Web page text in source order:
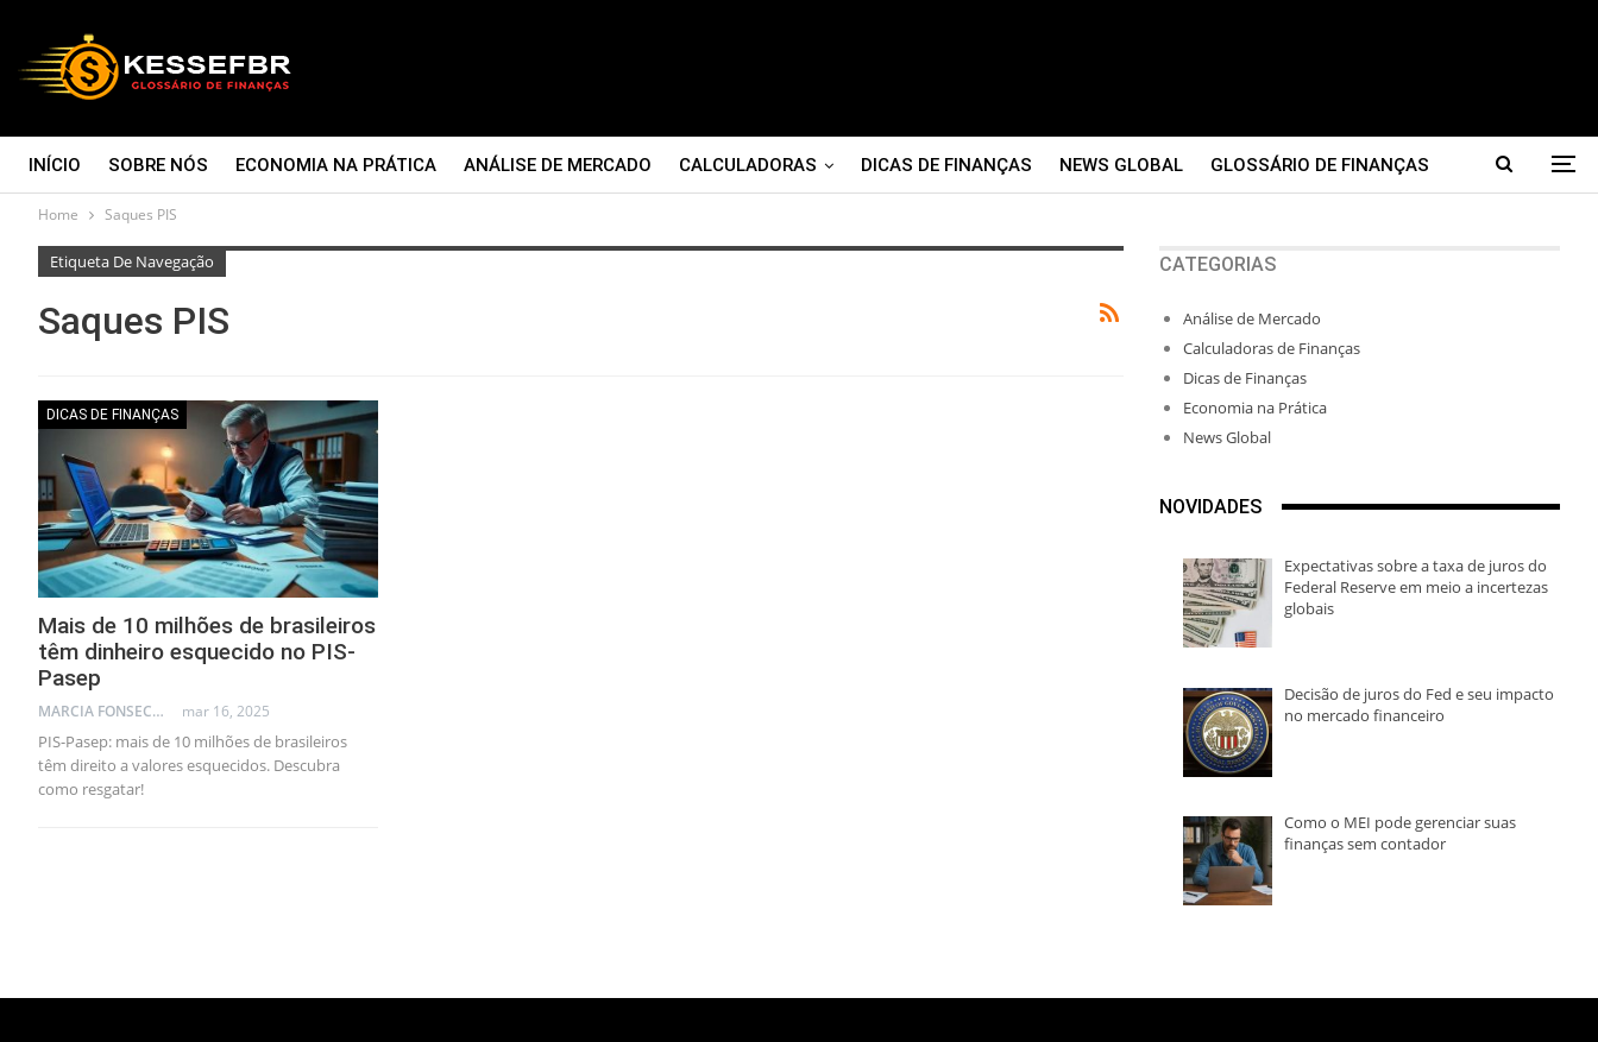
INÍCIO SOBRE NÓS ECONOMIA NA PRÁTICA ANÁLISE DE MERCADO CALCULADORAS DICAS DE FINANÇAS NEWS GLOBAL GLOSSÁRIO DE FINANÇAS
CONTATO
Home Saques PIS
Etiqueta De Navegação
Saques PIS
DICAS DE FINANÇAS
Mais de 10 milhões de brasileiros
têm dinheiro esquecido no PIS-
Pasep
MARCIA FONSECA - FINANCIAL CONSULTANT mar 16, 2025
PIS-Pasep: mais de 10 milhões de brasileiros
têm direito a valores esquecidos. Descubra
como resgatar!
CATEGORIAS
Análise de Mercado
Calculadoras de Finanças
Dicas de Finanças
Economia na Prática
News Global
NOVIDADES
Expectativas sobre a taxa de juros do
Federal Reserve em meio a incertezas
globais
Decisão de juros do Fed e seu impacto
no mercado financeiro
Como o MEI pode gerenciar suas
finanças sem contador